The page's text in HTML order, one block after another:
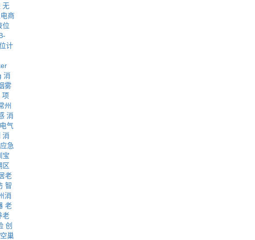
无
商
位
计
消
雾
项
州
消
电气
消
急
宝
区
老
智
消
老
老
创
空巢